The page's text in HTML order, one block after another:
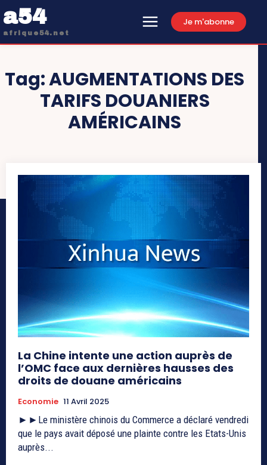
a54
afrique54.net
Je m'abonne
Tag:AUGMENTATIONS DES
TARIFS DOUANIERS
AMÉRICAINS
La Chine intente une action auprès de
l’OMC face aux dernières hausses des
droits de douane américains
Economie 11 Avril 2025
►►Le ministère chinois du Commerce a déclaré vendredi
que le pays avait déposé une plainte contre les Etats-Unis
auprès...